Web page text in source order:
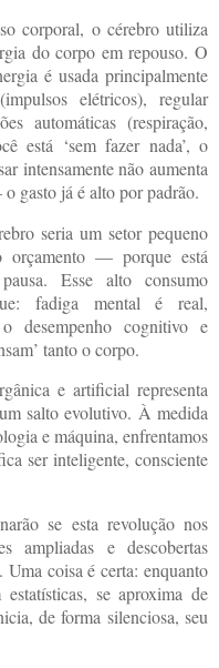
corporal, o cérebro utiliza
do corpo em repouso. O
é usada principalmente
elétricos), regular
automáticas (respiração,
está ‘sem fazer nada’, o
intensamente não aumenta
gasto já é alto por padrão.
seria um setor pequeno
orçamento — porque está
Esse alto consumo
fadiga mental é real,
desempenho cognitivo e
tanto o corpo.
e artificial representa
salto evolutivo. À medida
e máquina, enfrentamos
ser inteligente, consciente
se esta revolução nos
ampliadas e descobertas
Uma coisa é certa: enquanto
se aproxima de
de forma silenciosa, seu